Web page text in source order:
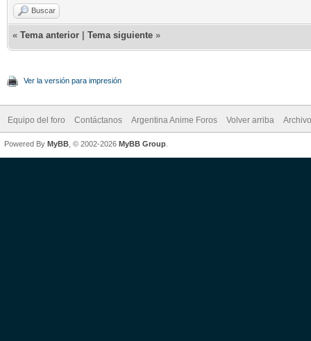
Buscar
« Tema anterior Tema siguiente »
Ver la versión para impresión
Equipo del foro Contáctanos Argentina Anime Foros Volver arriba
Powered By MyBB , © 2002-2026 MyBB Group